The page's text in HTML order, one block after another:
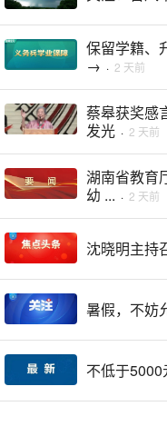
保留学籍、
→ · 2 天前
蔡皋获奖感
发光 · 2 天前
湖南省教育
幼 ... · 2 天前
沈晓明主持
暑假，不妨
不低于